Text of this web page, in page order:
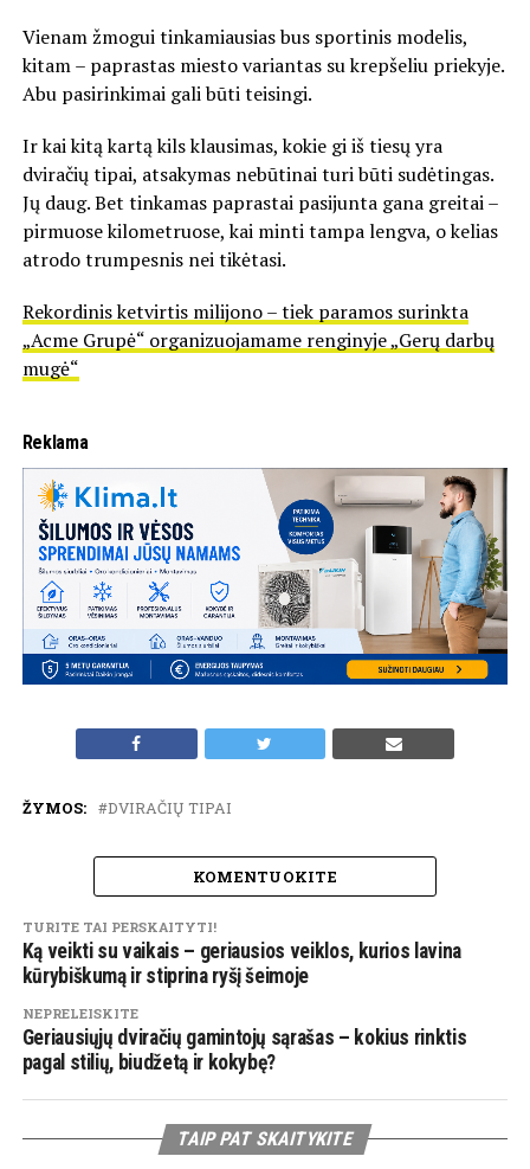
Vienam žmogui tinkamiausias bus sportinis modelis,
kitam – paprastas miesto variantas su krepšeliu priekyje.
Abu pasirinkimai gali būti teisingi.
Ir kai kitą kartą kils klausimas, kokie gi iš tiesų yra
dviračių tipai, atsakymas nebūtinai turi būti sudėtingas.
Jų daug. Bet tinkamas paprastai pasijunta gana greitai –
pirmuose kilometruose, kai minti tampa lengva, o kelias
atrodo trumpesnis nei tikėtasi.
Rekordinis ketvirtis milijono – tiek paramos surinkta
„Acme Grupė“ organizuojamame renginyje „Gerų darbų
mugė“
Reklama
ŽYMOS: DVIRAČIŲ TIPAI
KOMENTUOKITE
TURITE TAI PERSKAITYTI!
Ką veikti su vaikais – geriausios veiklos, kurios lavina
kūrybiškumą ir stiprina ryšį šeimoje
NEPRELEISKITE
Geriausiųjų dviračių gamintojų sąrašas – kokius rinktis
pagal stilių, biudžetą ir kokybę?
TAIP PAT SKAITYKITE